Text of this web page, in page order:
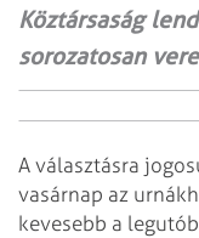
Köztársaság
sorozatosan
A választásra
vasárnap az
kevesebb a